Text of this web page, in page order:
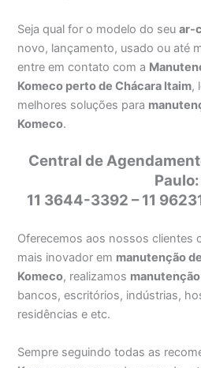
Seja qual for o modelo do seuar-
novo, lançamento, usado ou até
entre em contato com a
Komeco perto de Chácara Itaim,
melhores soluções para
Komeco.
Central de
Paulo:
11 3644-3392 – 11
Oferecemos aos nossos clientes
mais inovador em manutenção
Komeco, realizamos
bancos, escritórios, indústrias,
residências e etc.
Sempre seguindo todas as